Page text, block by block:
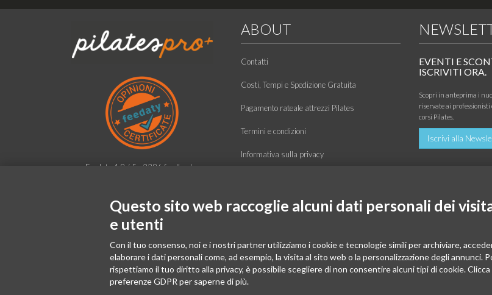
Feedaty 4.8 / 5 2386 feedbacks
ABOUT
Contatti
Costi, Tempi e Spedizione Gratuita
Pagamento rateale attrezzi Pilates
Termini e condizioni
Informativa sulla privacy
Identificazione
EVENTI E
ISCRIVITI ORA.
Scopri in anteprima i
riservate ai
corsi Pilates.
Iscrivi alla
Questo sito web raccoglie alcuni dati personali dei
e utenti
Con il tuo consenso, noi e i nostri partner utilizziamo i cookie e tecnologie simili per archiviare,
elaborare i dati personali come, ad esempio, la visita al sito web o la personalizzazione degli annunci.
rispettiamo il tuo diritto alla privacy, è possibile scegliere di non consentire alcuni tipi di cookie. Clicca
preferenze GDPR per saperne di più.